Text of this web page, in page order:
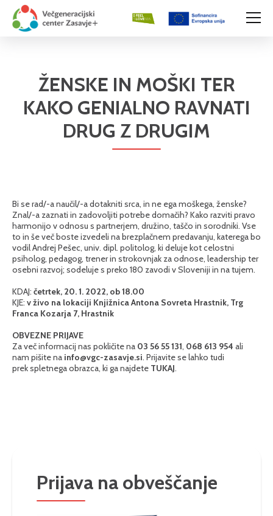
ŽENSKE IN MOŠKI TER
KAKO GENIALNO RAVNATI
DRUG Z DRUGIM
Bi se rad/-a naučil/-a dotakniti srca, in ne ega moškega, ženske?
Znal/-a zaznati in zadovoljiti potrebe domačih? Kako razviti pravo
harmonijo v odnosu s partnerjem, družino, taščo in sorodniki. Vse
to in še več boste izvedeli na brezplačnem predavanju, katerega bo
vodil Andrej Pešec, univ. dipl. politolog, ki deluje kot celostni
psiholog, pedagog, trener in strokovnjak za odnose, leadership ter
osebni razvoj; sodeluje s preko 180 zavodi v Sloveniji in na tujem.
KDAJ: četrtek, 20. 1. 2022, ob 18.00
KJE: v živo na lokaciji Knjižnica Antona Sovreta Hrastnik, Trg
Franca Kozarja 7, Hrastnik
OBVEZNE PRIJAVE
Za več informacij nas pokličite na 03 56 55 131, 068 613 954 ali
nam pišite na info@vgc-zasavje.si. Prijavite se lahko tudi
prek spletnega obrazca, ki ga najdete TUKAJ.
Prijava na obveščanje